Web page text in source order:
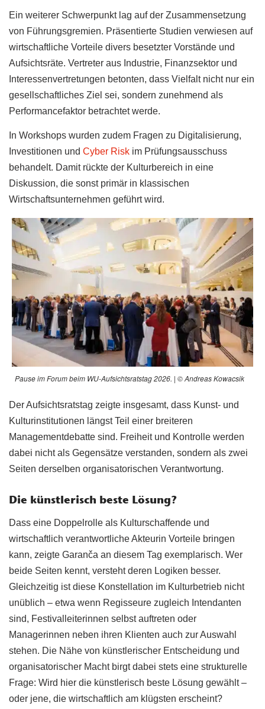
Ein weiterer Schwerpunkt lag auf der Zusammensetzung
von Führungsgremien. Präsentierte Studien verwiesen auf
wirtschaftliche Vorteile divers besetzter Vorstände und
Aufsichtsräte. Vertreter aus Industrie, Finanzsektor und
Interessenvertretungen betonten, dass Vielfalt nicht nur ein
gesellschaftliches Ziel sei, sondern zunehmend als
Performancefaktor betrachtet werde.
In Workshops wurden zudem Fragen zu Digitalisierung,
Investitionen und Cyber Risk im Prüfungsausschuss
behandelt. Damit rückte der Kulturbereich in eine
Diskussion, die sonst primär in klassischen
Wirtschaftsunternehmen geführt wird.
Pause im Forum beim WU-Aufsichtsratstag 2026. | © Andreas Kowacsik
Der Aufsichtsratstag zeigte insgesamt, dass Kunst- und
Kulturinstitutionen längst Teil einer breiteren
Managementdebatte sind. Freiheit und Kontrolle werden
dabei nicht als Gegensätze verstanden, sondern als zwei
Seiten derselben organisatorischen Verantwortung.
Die künstlerisch beste Lösung?
Dass eine Doppelrolle als Kulturschaffende und
wirtschaftlich verantwortliche Akteurin Vorteile bringen
kann, zeigte Garanča an diesem Tag exemplarisch. Wer
beide Seiten kennt, versteht deren Logiken besser.
Gleichzeitig ist diese Konstellation im Kulturbetrieb nicht
unüblich – etwa wenn Regisseure zugleich Intendanten
sind, Festivalleiterinnen selbst auftreten oder
Managerinnen neben ihren Klienten auch zur Auswahl
stehen. Die Nähe von künstlerischer Entscheidung und
organisatorischer Macht birgt dabei stets eine strukturelle
Frage: Wird hier die künstlerisch beste Lösung gewählt –
oder jene, die wirtschaftlich am klügsten erscheint?